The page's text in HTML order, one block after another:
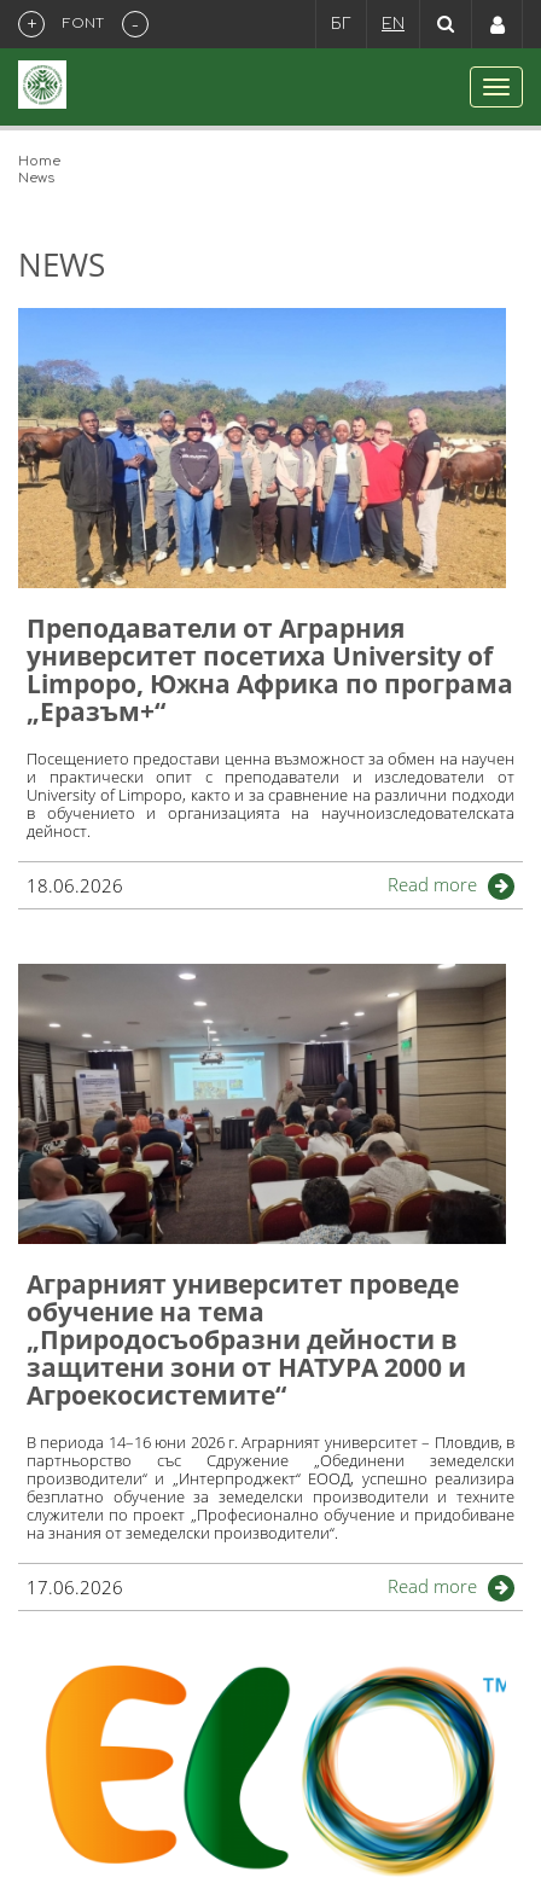
+ FONT - БГ EN
Home
News
NEWS
Преподаватели от Аграрния
университет посетиха University of
Limpopo, Южна Африка по програма
„Еразъм+“
Посещението предостави ценна възможност за обмен на научен
и практически опит с преподаватели и изследователи от
University of Limpopo, както и за сравнение на различни подходи
в обучението и организацията на научноизследователската
дейност.
18.06.2026 Read more
Аграрният университет проведе
обучение на тема
„Природосъобразни дейности в
защитени зони от НАТУРА 2000 и
Агроекосистемите“
В периода 14–16 юни 2026 г. Аграрният университет – Пловдив, в
партньорство със Сдружение „Обединени земеделски
производители“ и „Интерпроджект“ ЕООД, успешно реализира
безплатно обучение за земеделски производители и техните
служители по проект „Професионално обучение и придобиване
на знания от земеделски производители“.
17.06.2026 Read more